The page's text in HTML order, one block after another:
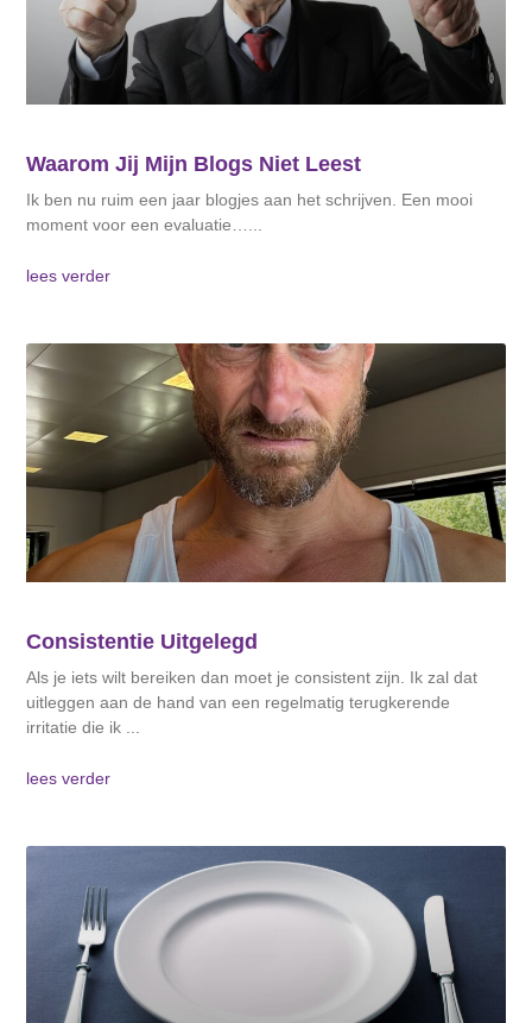
Waarom Jij Mijn Blogs Niet Leest
Ik ben nu ruim een jaar blogjes aan het schrijven. Een mooi
moment voor een evaluatie…
lees verder
Consistentie Uitgelegd
Als je iets wilt bereiken dan moet je consistent zijn. Ik zal dat
uitleggen aan de hand van een regelmatig terugkerende
irritatie die ik
lees verder